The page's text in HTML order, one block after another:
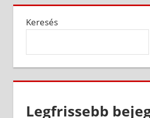
Keresés
Legfrissebb